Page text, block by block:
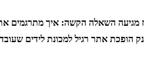
מגיעה השאלה הקשה: איך מתרגמים את
אתר רגיל למכונת לידים